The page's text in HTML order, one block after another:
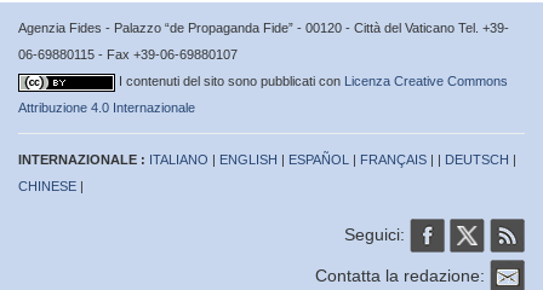
Agenzia Fides - Palazzo “de Propaganda Fide” - 00120 - Città del Vaticano Tel. +39-
06-69880115 - Fax +39-06-69880107
I contenuti del sito sono pubblicati con Licenza Creative Commons
Attribuzione 4.0 Internazionale
INTERNAZIONALE : ITALIANO | ENGLISH | ESPAÑOL | FRANÇAIS | | DEUTSCH |
CHINESE |
Seguici:
Contatta la redazione: